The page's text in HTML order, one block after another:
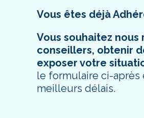
Vous êtes déjà
Vous souhaitez
conseillers, obtenir
exposer votre
le formulaire ci-après
meilleurs délais.